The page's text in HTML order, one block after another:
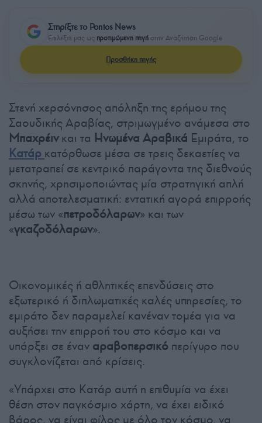
Στηρίξτε το Pontos News
Επιλέξτε μας ως προτιμώμενη πηγή στην Αναζήτηση Google
Προσθήκη πηγής
Στενή χερσόνησος απόληξη της ερήμου της
Σαουδικής Αραβίας, στριμωγμένο ανάμεσα στο
Μπαχρέινκαι τα Ηνωμένα Αραβικά Εμιράτα, το
Κατάρ κατόρθωσε μέσα σε τρεις δεκαετίες να
μετατραπεί σε κεντρικό παράγοντα της διεθνούς
σκηνής, χρησιμοποιώντας μία στρατηγική απλή
αλλά αποτελεσματική: εντατική αγορά επιρροής
μέσω των «πετροδόλαρων» και των
«γκαζοδόλαρων».
Οικονομικές ή αθλητικές επενδύσεις στο
εξωτερικό ή διπλωματικές καλές υπηρεσίες, το
εμιράτο δεν παραμελεί κανέναν τομέα για να
αυξήσει την επιρροή του στο κόσμο και να
υπάρξει σε έναν αραβοπερσικό περίγυρο που
συγκλονίζεται από κρίσεις.
«Υπάρχει στο Κατάρ αυτή η επιθυμία να έχει
θέση στον παγκόσμιο χάρτη, να έχει ειδικό
βάρος, να είναι φίλος με όλο τον κόσμο, να